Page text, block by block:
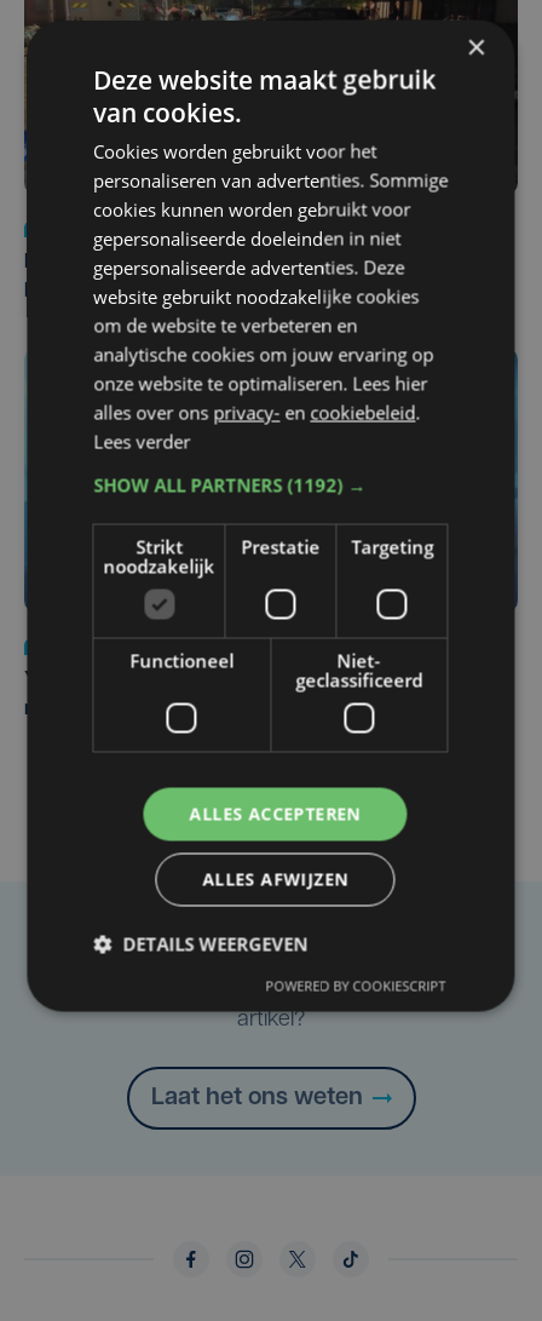
di 4 augustus | 09:32
Man en vrouw dood aangetroffen in woning in Sint-
Pieters Brugge
Yaro (19), slachtoffer van vechtpartij, is na
maandenlange coma overleden
Taalfout opgemerkt?
Heb je een taal- of schrijffout opgemerkt in dit
artikel?
Laat het ons weten
×
Deze website maakt gebruik
van cookies.
Cookies worden gebruikt voor het
personaliseren van advertenties. Sommige
cookies kunnen worden gebruikt voor
gepersonaliseerde doeleinden in niet
gepersonaliseerde advertenties. Deze
website gebruikt noodzakelijke cookies
om de website te verbeteren en
analytische cookies om jouw ervaring op
onze website te optimaliseren. Lees hier
alles over ons privacy- en cookiebeleid.
Lees verder
SHOW ALL PARTNERS(1192) →
Strikt
noodzakelijk
Prestatie Targeting
Functioneel
Niet-
geclassificeerd
ALLES ACCEPTEREN
ALLES AFWIJZEN
DETAILS WEERGEVEN
POWERED BY COOKIESCRIPT